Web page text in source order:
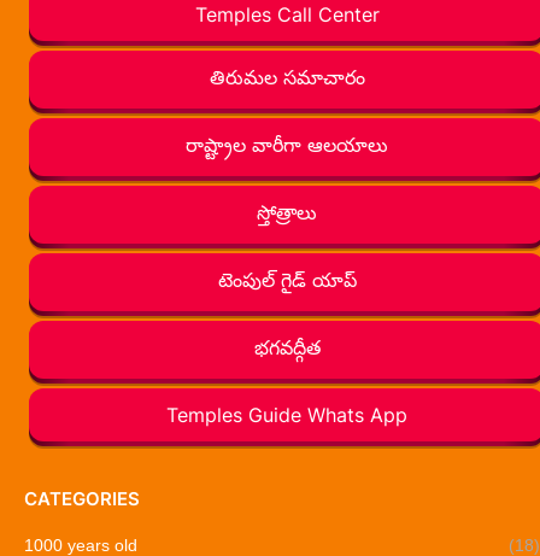
Temples Call Center
తిరుమల సమాచారం
రాష్ట్రాల వారీగా ఆలయాలు
స్తోత్రాలు
టెంపుల్ గైడ్ యాప్
భగవద్గీత
Temples Guide Whats App
CATEGORIES
1000 years old (18)